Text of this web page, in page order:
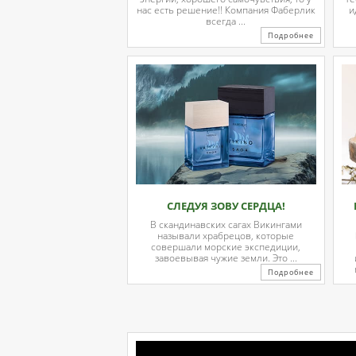
нас есть решение!! Компания Фаберлик
всегда ...
Подробнее
СЛЕДУЯ ЗОВУ СЕРДЦА!
В скандинавских сагах Викингами
называли храбрецов, которые
совершали морские экспедиции,
завоевывая чужие земли. Это ...
Подробнее